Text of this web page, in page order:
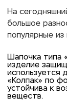
На
большое
популярные из
Шапочка типа
изделие
используется
«Колпак» по
устойчива к
веществ.